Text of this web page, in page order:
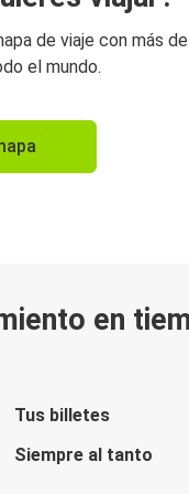
de viaje con más de
el mundo.
en
Tus billetes
Siempre al tanto